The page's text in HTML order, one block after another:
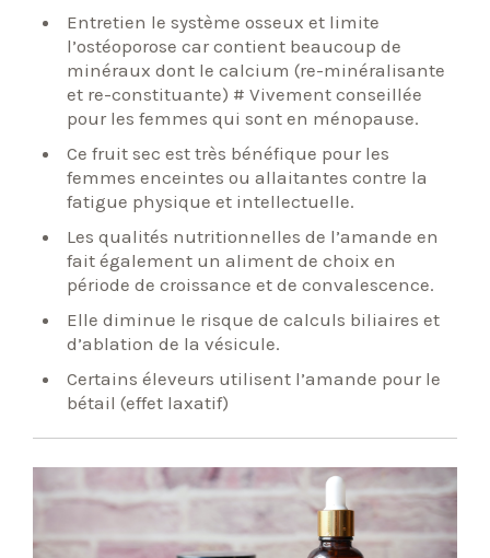
Entretien le système osseux et limite
l’ostéoporose car contient beaucoup de
minéraux dont le calcium (re-minéralisante
et re-constituante) # Vivement conseillée
pour les femmes qui sont en ménopause.
Ce fruit sec est très bénéfique pour les
femmes enceintes ou allaitantes contre la
fatigue physique et intellectuelle.
Les qualités nutritionnelles de l’amande en
fait également un aliment de choix en
période de croissance et de convalescence.
Elle diminue le risque de calculs biliaires et
d’ablation de la vésicule.
Certains éleveurs utilisent l’amande pour le
bétail (effet laxatif)